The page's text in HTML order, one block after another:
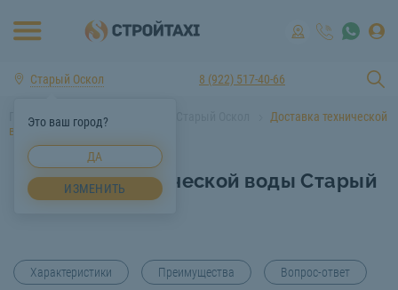
Старый Оскол
Это ваш город?
ДА
ИЗМЕНИТЬ
8 (922) 517-40-66
Главная Услуги спецтехники Старый Оскол
Доставка технической
воды Старый Оскол
Доставка технической воды Старый
Оскол
Характеристики Преимущества Вопрос-ответ